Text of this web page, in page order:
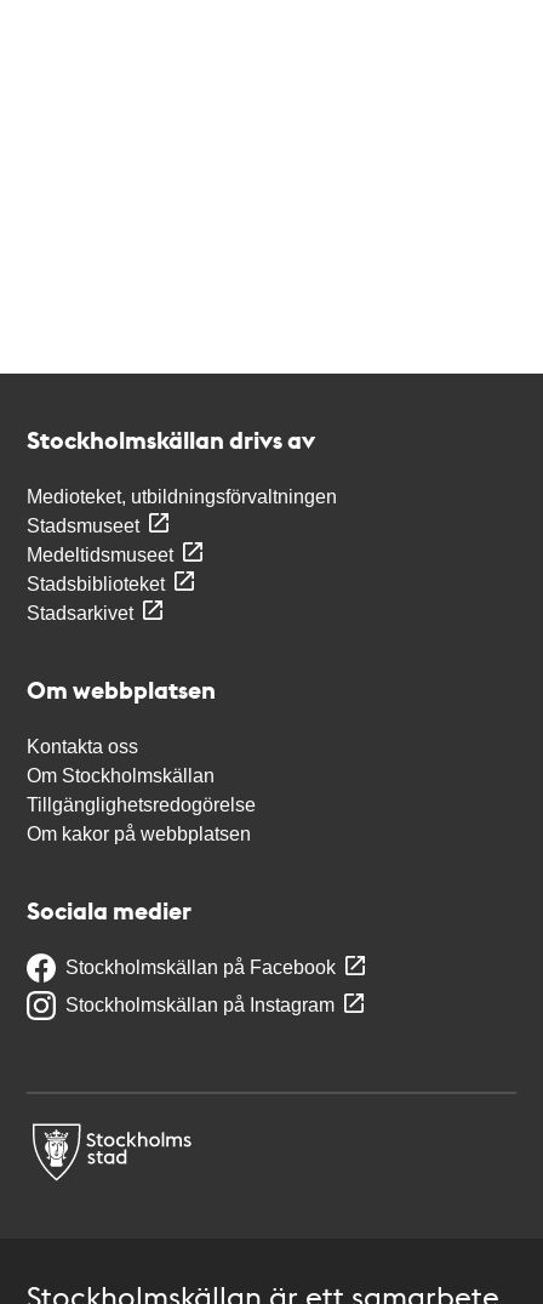
Stockholmskällan drivs av
Medioteket, utbildningsförvaltningen
Stadsmuseet
Medeltidsmuseet
Stadsbiblioteket
Stadsarkivet
Om webbplatsen
Kontakta oss
Om Stockholmskällan
Tillgänglighetsredogörelse
Om kakor på webbplatsen
Sociala medier
Stockholmskällan på Facebook
Stockholmskällan på Instagram
Stockholmskällan är ett samarbete